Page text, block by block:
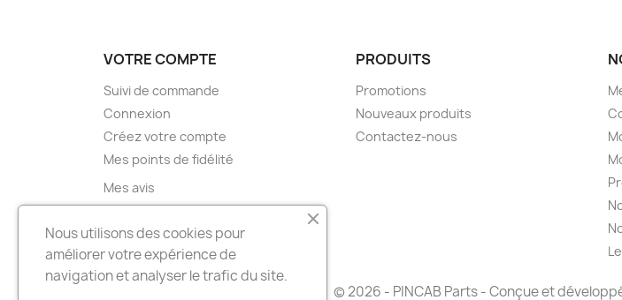
VOTRE COMPTE
Suivi de commande
Connexion
Créez votre compte
Mes points de fidélité
Mes avis
Mes alertes
PRODUITS
Promotions
Nouveaux produits
Contactez-nous
© 2026 - PINCAB Parts - Conçue et
Nous utilisons des cookies pour
améliorer votre expérience de
navigation et analyser le trafic du site.